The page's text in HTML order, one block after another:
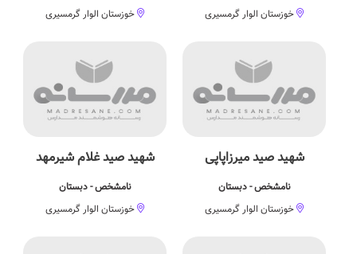
خوزستان الوار گرمسیری
خوزستان الوار گرمسیری
شهید صید میرزاپاپی
نامشخص - دبستان
خوزستان الوار گرمسیری
شهید صید غلام شیرمهد
نامشخص - دبستان
خوزستان الوار گرمسیری